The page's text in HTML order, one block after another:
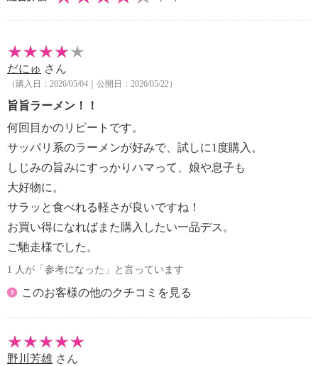
■コンタミネーション注意喚起表示：なし
【期限表示】
・商品発送日より 賞味期限 常温４５日間
【同梱書類】
・あり
※原料原産地について、商品パッケージと差異がある
場合がありますが、商品説明に記載しているとおりで
す
だにゅ さん
（購入日：2026/05/04｜公開日：2026/05/22）
旨旨ラーメン！！
何回目かのリピートです。
サッパリ系のラーメンが好みで、試しに1度購入。
しじみの旨みにすっかりハマって、娘や息子も
大好物に。
サラッと食べれる軽さが良いですね！
お買い得になればまた購入したい一品デス。
ご馳走様でした。
1 人が「参考になった」と言っています
このお客様の他のクチコミを見る
野川芳雄 さん